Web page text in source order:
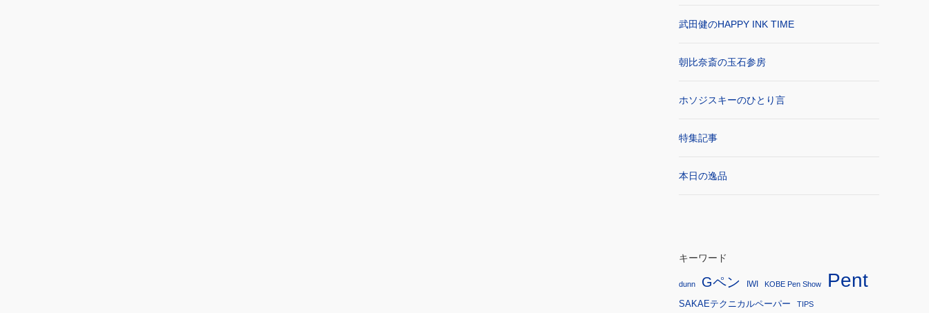
武田健のHAPPY INK TIME
朝比奈斎の玉石参房
ホソジスキーのひとり言
特集記事
本日の逸品
キーワード
dunn Gペン IWI KOBE Pen Show Pent
SAKAEテクニカルペーパー TIPS